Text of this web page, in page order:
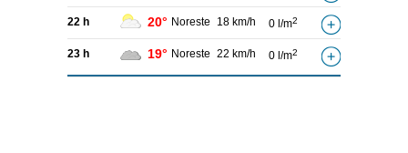
22 h 20° Noreste 18 km/h 0 l/m2
23 h 19° Noreste 22 km/h 0 l/m2